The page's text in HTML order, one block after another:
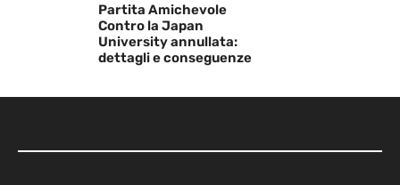
Partita Amichevole
Contro la Japan
University annullata:
dettagli e conseguenze